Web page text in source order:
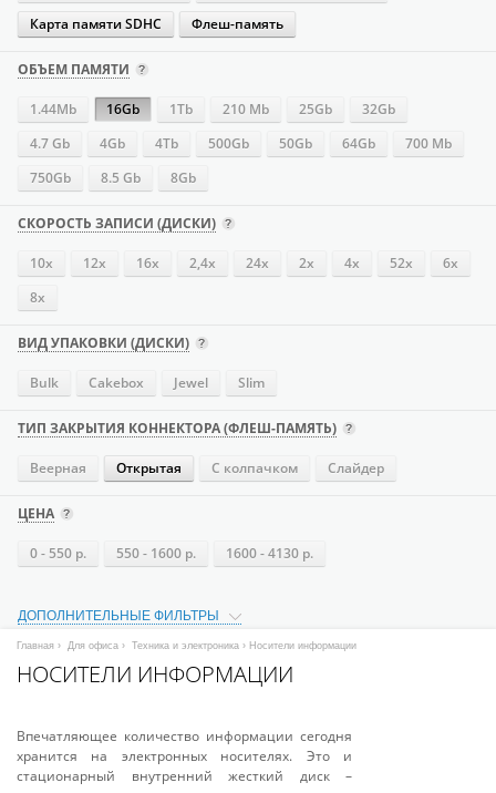
Карта памяти SDHC
Флеш-память
ОБЪЕМ ПАМЯТИ
1.44Mb 16Gb 1Tb 210 Mb 25Gb
32Gb
4.7 Gb
4Gb 4Tb 500Gb 50Gb 64Gb
700 Mb
750Gb
8.5 Gb 8Gb
СКОРОСТЬ ЗАПИСИ (ДИСКИ)
10x 12x 16х 2,4x 24х 2x 4х 52х
6x
8x
ВИД УПАКОВКИ (ДИСКИ)
Bulk Cakebox Jewel Slim
ТИП ЗАКРЫТИЯ КОННЕКТОРА (ФЛЕШ-ПАМЯТЬ)
Веерная Открытая С колпачком Слайдер
ЦЕНА
0 - 550 р. 550 - 1600 р. 1600 - 4130 р.
ДОПОЛНИТЕЛЬНЫЕ ФИЛЬТРЫ
Главная › Для офиса › Техника и электроника › Носители информации
НОСИТЕЛИ ИНФОРМАЦИИ
Впечатляющее количество информации сегодня
хранится на электронных носителях. Это и
стационарный внутренний жесткий диск –